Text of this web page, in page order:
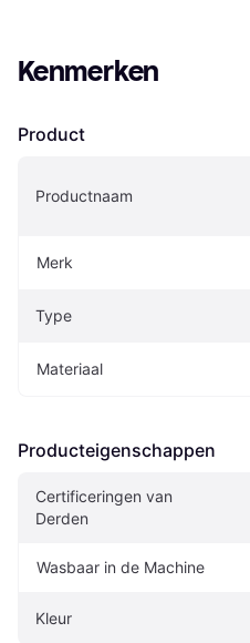
Kenmerken
Product
Productnaam
Merk
Type
Materiaal
Producteigenschappen
Certificeringen van
Derden
Wasbaar in de Machine
Kleur